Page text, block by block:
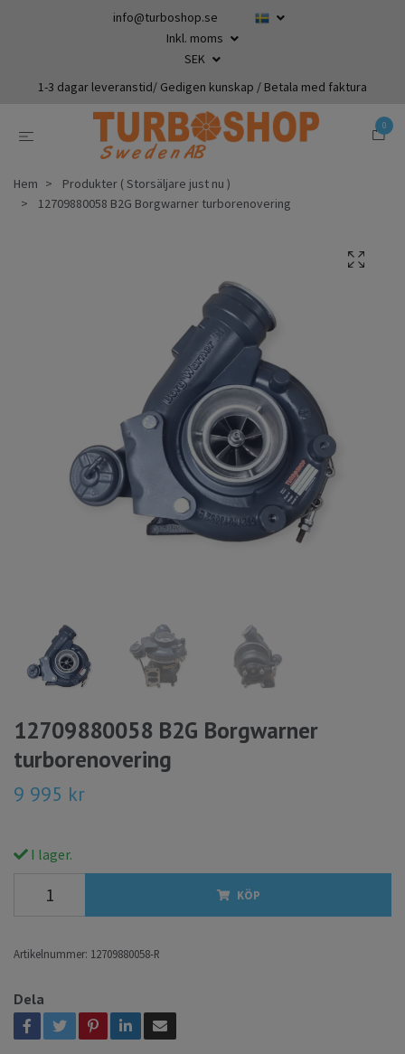
info@turboshop.se
Inkl. moms
SEK
1-3 dagar leveranstid/ Gedigen kunskap / Betala med faktura
0
Hem
Produkter ( Storsäljare just nu )
12709880058 B2G Borgwarner turborenovering
12709880058 B2G Borgwarner
turborenovering
9 995 kr
I lager.
KÖP
Artikelnummer: 12709880058-R
Dela